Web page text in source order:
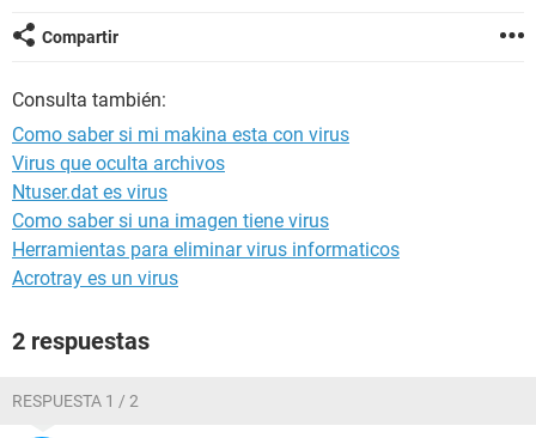
Compartir
Consulta también:
Como saber si mi makina esta con virus
Virus que oculta archivos
Ntuser.dat es virus
Como saber si una imagen tiene virus
Herramientas para eliminar virus informaticos
Acrotray es un virus
2 respuestas
RESPUESTA 1 / 2